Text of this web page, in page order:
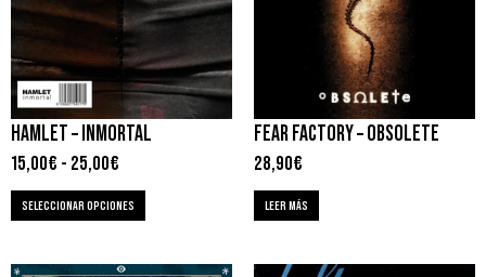
HAMLET – INMORTAL
15,00€ - 25,00€
SELECCIONAR OPCIONES
FEAR FACTORY – OBSOLETE
28,90€
LEER MÁS